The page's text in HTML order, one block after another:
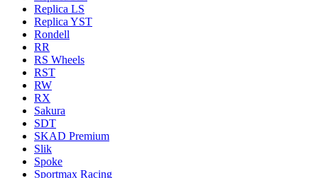
Replica LS
Replica YST
Rondell
RR
RS Wheels
RST
RW
RX
Sakura
SDT
SKAD Premium
Slik
Spoke
Sportmax Racing